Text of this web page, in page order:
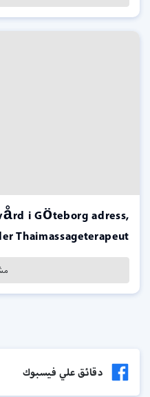
i Göteborg adress,
Thaimassageterapeut,
دقائق علي فيسبوك